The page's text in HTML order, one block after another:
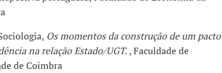
Os momentos da construção de um pacto
na relação Estado/UGT., Faculdade de
de Coimbra